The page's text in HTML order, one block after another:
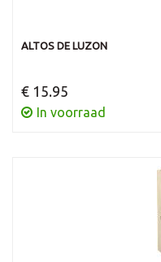
ALTOS DE LUZON
€ 15.95
In voorraad